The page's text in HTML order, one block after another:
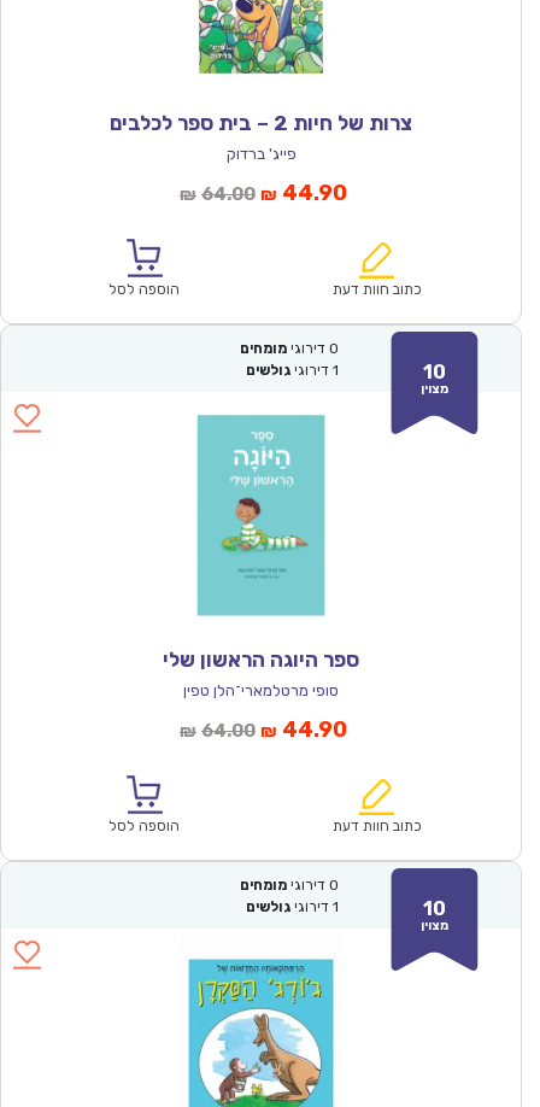
צרות של חיות 2 – בית ספר לכלבים
פייג' ברדוק
₪ 64.00המחיר
₪64.00.
₪ 44.90המחיר
הוא:
כתוב חוות דעת הוספה לסל
10
מצוין
0 דירוגי מומחים
1 דירוגי גולשים
ספר היוגה הראשון שלי
סופי מרטלמארי־הלן טפין
₪ 64.00המחיר
₪64.00.
₪ 44.90המחיר
הוא:
כתוב חוות דעת הוספה לסל
10
מצוין
0 דירוגי מומחים
1 דירוגי גולשים